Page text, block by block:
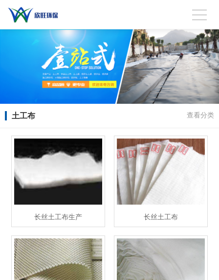
土工布 查看分类
长丝土工布生产 长丝土工布